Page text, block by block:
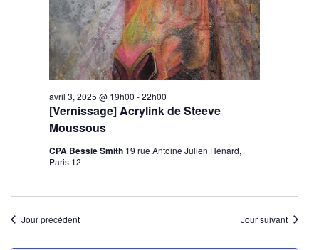
[Vernissage] Acrylink de Steeve
Moussous
avril 3, 2025 @ 19h00 -22h00
CPA Bessie Smith 19 rue Antoine Julien Hénard,
Paris 12
Jour précédent Jour suivant